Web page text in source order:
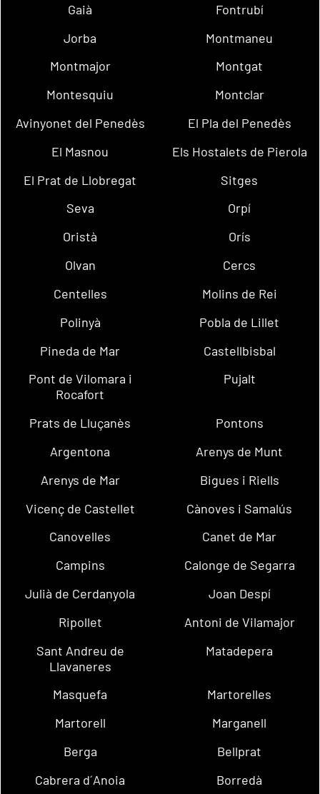
Gaià
Fontrubí
Jorba
Montmaneu
Montmajor
Montgat
Montesquiu
Montclar
Avinyonet del Penedès
El Pla del Penedès
El Masnou
Els Hostalets de Pierola
El Prat de Llobregat
Sitges
Seva
Orpí
Oristà
Orís
Olvan
Cercs
Centelles
Molins de Rei
Polinyà
Pobla de Lillet
Pineda de Mar
Castellbisbal
Pont de Vilomara i
Rocafort
Pujalt
Prats de Lluçanès
Pontons
Argentona
Arenys de Munt
Arenys de Mar
Bigues i Riells
Vicenç de Castellet
Cànoves i Samalús
Canovelles
Canet de Mar
Campins
Calonge de Segarra
Julià de Cerdanyola
Joan Despí
Ripollet
Antoni de Vilamajor
Sant Andreu de
Llavaneres
Matadepera
Masquefa
Martorelles
Martorell
Marganell
Berga
Bellprat
Cabrera d´Anoia
Borredà